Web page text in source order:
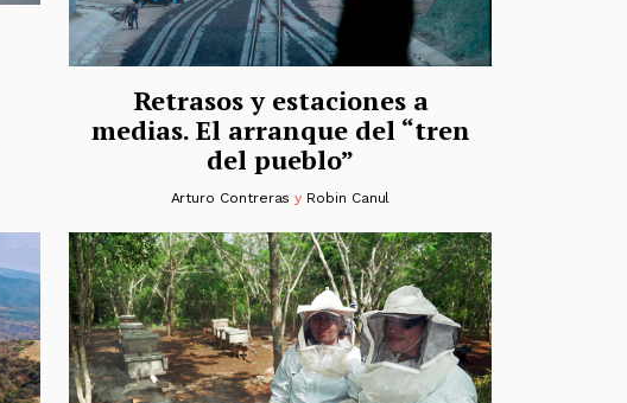
Retrasos y estaciones a
medias. El arranque del “tren
del pueblo”
Arturo Contreras y Robin Canul